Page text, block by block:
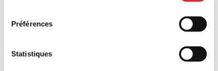
Préférences
Statistiques